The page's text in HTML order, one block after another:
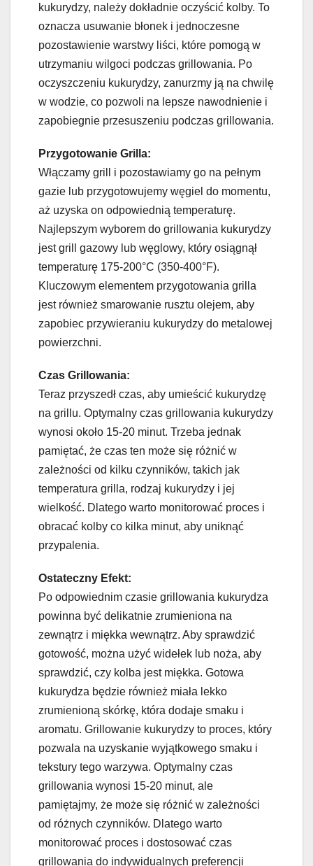
kukurydzy, należy dokładnie oczyścić kolby. To
oznacza usuwanie błonek i jednoczesne
pozostawienie warstwy liści, które pomogą w
utrzymaniu wilgoci podczas grillowania. Po
oczyszczeniu kukurydzy, zanurzmy ją na chwilę
w wodzie, co pozwoli na lepsze nawodnienie i
zapobiegnie przesuszeniu podczas grillowania.
Przygotowanie Grilla:
Włączamy grill i pozostawiamy go na pełnym
gazie lub przygotowujemy węgiel do momentu,
aż uzyska on odpowiednią temperaturę.
Najlepszym wyborem do grillowania kukurydzy
jest grill gazowy lub węglowy, który osiągnął
temperaturę 175-200°C (350-400°F).
Kluczowym elementem przygotowania grilla
jest również smarowanie rusztu olejem, aby
zapobiec przywieraniu kukurydzy do metalowej
powierzchni.
Czas Grillowania:
Teraz przyszedł czas, aby umieścić kukurydzę
na grillu. Optymalny czas grillowania kukurydzy
wynosi około 15-20 minut. Trzeba jednak
pamiętać, że czas ten może się różnić w
zależności od kilku czynników, takich jak
temperatura grilla, rodzaj kukurydzy i jej
wielkość. Dlatego warto monitorować proces i
obracać kolby co kilka minut, aby uniknąć
przypalenia.
Ostateczny Efekt:
Po odpowiednim czasie grillowania kukurydza
powinna być delikatnie zrumieniona na
zewnątrz i miękka wewnątrz. Aby sprawdzić
gotowość, można użyć widełek lub noża, aby
sprawdzić, czy kolba jest miękka. Gotowa
kukurydza będzie również miała lekko
zrumienioną skórkę, która dodaje smaku i
aromatu. Grillowanie kukurydzy to proces, który
pozwala na uzyskanie wyjątkowego smaku i
tekstury tego warzywa. Optymalny czas
grillowania wynosi 15-20 minut, ale
pamiętajmy, że może się różnić w zależności
od różnych czynników. Dlatego warto
monitorować proces i dostosować czas
grillowania do indywidualnych preferencji